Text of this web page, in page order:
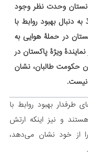
وحدت نظر وجود
دنبال بهبود روابط با
در حملۀ هوایی به
ویژۀ پاکستان در
حکومت طالبان، نشان
نیست.
طرفدار بهبود روابط با
و نیز اینکه ارتش
از خود نشان می‌دهد،